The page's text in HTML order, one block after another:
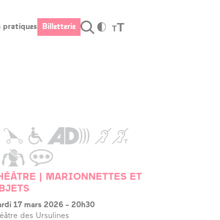
pratiques Billetterie TT
–
cadeau
| MARIONNETTES ET
17 mars 2026 - 20h30
des Ursulines